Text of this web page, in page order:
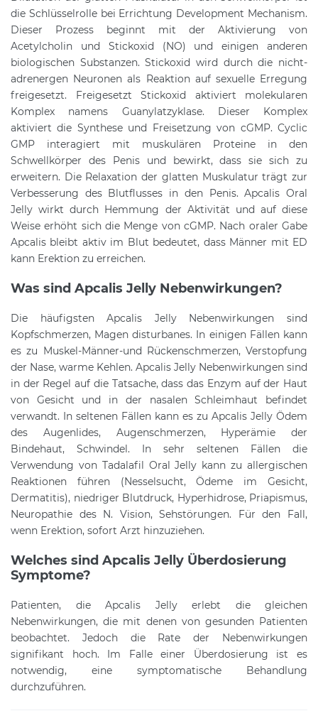
die Schlüsselrolle bei Errichtung Development Mechanism.
Dieser Prozess beginnt mit der Aktivierung von
Acetylcholin und Stickoxid (NO) und einigen anderen
biologischen Substanzen. Stickoxid wird durch die nicht-
adrenergen Neuronen als Reaktion auf sexuelle Erregung
freigesetzt. Freigesetzt Stickoxid aktiviert molekularen
Komplex namens Guanylatzyklase. Dieser Komplex
aktiviert die Synthese und Freisetzung von cGMP. Cyclic
GMP interagiert mit muskulären Proteine ​​in den
Schwellkörper des Penis und bewirkt, dass sie sich zu
erweitern. Die Relaxation der glatten Muskulatur trägt zur
Verbesserung des Blutflusses in den Penis. Apcalis Oral
Jelly wirkt durch Hemmung der Aktivität und auf diese
Weise erhöht sich die Menge von cGMP. Nach oraler Gabe
Apcalis bleibt aktiv im Blut bedeutet, dass Männer mit ED
kann Erektion zu erreichen.
Was sind Apcalis Jelly Nebenwirkungen?
Die häufigsten Apcalis Jelly Nebenwirkungen sind
Kopfschmerzen, Magen disturbanes. In einigen Fällen kann
es zu Muskel-Männer-und Rückenschmerzen, Verstopfung
der Nase, warme Kehlen. Apcalis Jelly Nebenwirkungen sind
in der Regel auf die Tatsache, dass das Enzym auf der Haut
von Gesicht und in der nasalen Schleimhaut befindet
verwandt. In seltenen Fällen kann es zu Apcalis Jelly Ödem
des Augenlides, Augenschmerzen, Hyperämie der
Bindehaut, Schwindel. In sehr seltenen Fällen die
Verwendung von Tadalafil Oral Jelly kann zu allergischen
Reaktionen führen (Nesselsucht, Ödeme im Gesicht,
Dermatitis), niedriger Blutdruck, Hyperhidrose, Priapismus,
Neuropathie des N. Vision, Sehstörungen. Für den Fall,
wenn Erektion, sofort Arzt hinzuziehen.
Welches sind Apcalis Jelly Überdosierung
Symptome?
Patienten, die Apcalis Jelly erlebt die gleichen
Nebenwirkungen, die mit denen von gesunden Patienten
beobachtet. Jedoch die Rate der Nebenwirkungen
signifikant hoch. Im Falle einer Überdosierung ist es
notwendig, eine symptomatische Behandlung
durchzuführen.